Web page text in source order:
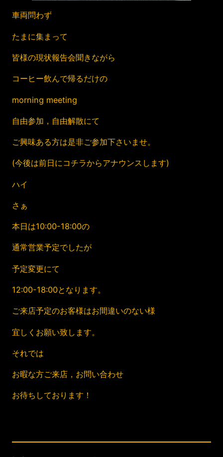
車両問わず
たまに集まって
皆様の現状報告会聞きながら
コーヒー飲んで帰るだけの
morning meeting
自由参加，自由解散にて
ご興味ある方は是非ご参加下さいませ。
(今後は前日にコチラからアナウンスします)
ハイ
さぁ
本日は10:00-18:00の
通常営業予定でしたが
予定変更にて
12:00-18:00となります。
ご来店予定のお客様はお間違いのない様
宜しくお願い致します。
それでは
お暇な方ご来店，お問い合わせ
お待ちしております！